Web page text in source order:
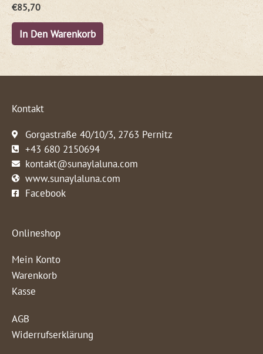
€85,70
In Den Warenkorb
Kontakt
Gorgastraße 40/10/3, 2763 Pernitz
+43 680 2150694
kontakt@sunaylaluna.com
www.sunaylaluna.com
Facebook
Onlineshop
Mein Konto
Warenkorb
Kasse
AGB
Widerrufserklärung